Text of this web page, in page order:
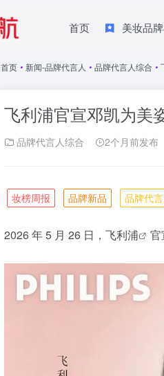
首页 美妆品
首页 • 新闻-品牌代言人 • 品牌代言人综合 •
飞利浦官宣邓凯为美
品牌代言人综合 2个月前发布
妆榜周报 品牌新品 品牌代
2026 年 5 月 26 日， 飞利浦 官